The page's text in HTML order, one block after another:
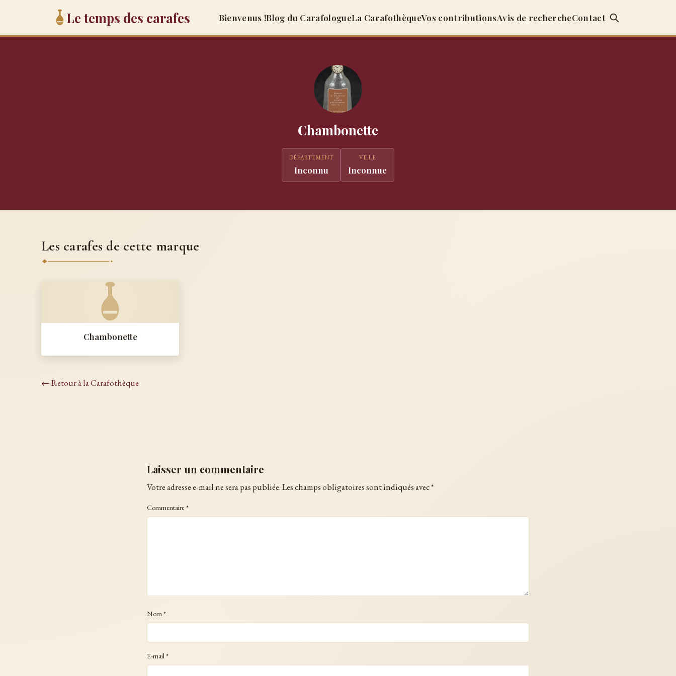
Le temps des carafes Bienvenus !Blog du CarafologueLa CarafothèqueVos contributionsAvis de rechercheContact
Chambonette
DÉPARTEMENT
Inconnu
VILLE
Inconnue
Les carafes de cette marque
Chambonette
← Retour à la Carafothèque
Laisser un commentaire
Votre adresse e-mail ne sera pas publiée.Les champs obligatoires sont indiqués avec*
Commentaire*
Nom*
E-mail*